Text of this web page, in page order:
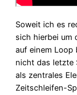
Soweit ich es
sich hierbei um
auf einem Loop
nicht das letzte
als zentrales
Zeitschleifen-